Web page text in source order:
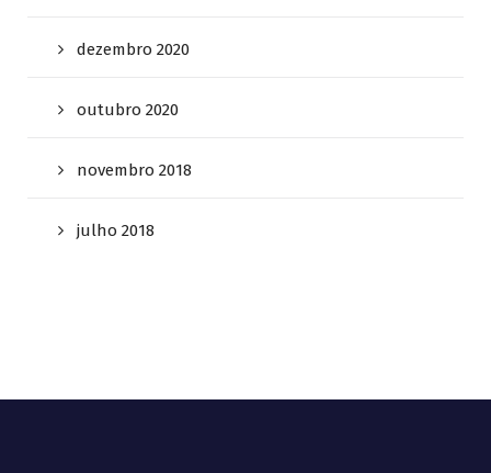
dezembro 2020
outubro 2020
novembro 2018
julho 2018